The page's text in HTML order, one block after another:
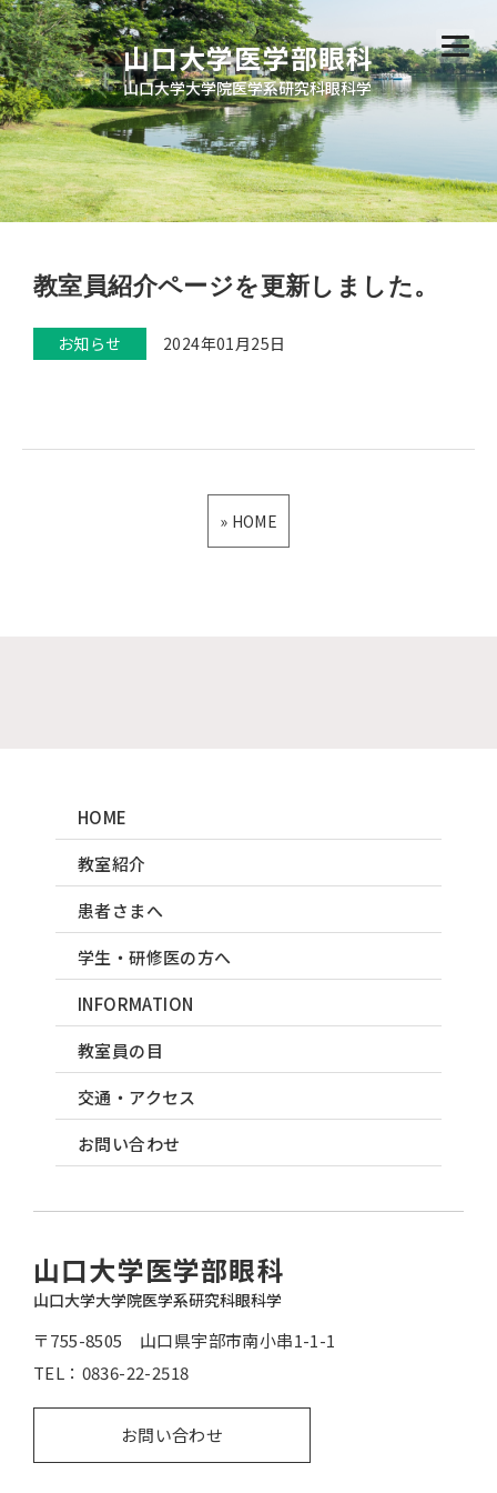
山口大学医学部眼科
山口大学大学院医学系研究科眼科学
教室員紹介ページを更新しました。
お知らせ 2024年01月25日
» HOME
HOME
教室紹介
患者さまへ
学生・研修医の方へ
INFORMATION
教室員の目
交通・アクセス
お問い合わせ
山口大学医学部眼科
山口大学大学院医学系研究科眼科学
〒755-8505 山口県宇部市南小串1-1-1
TEL： 0836-22-2518
お問い合わせ